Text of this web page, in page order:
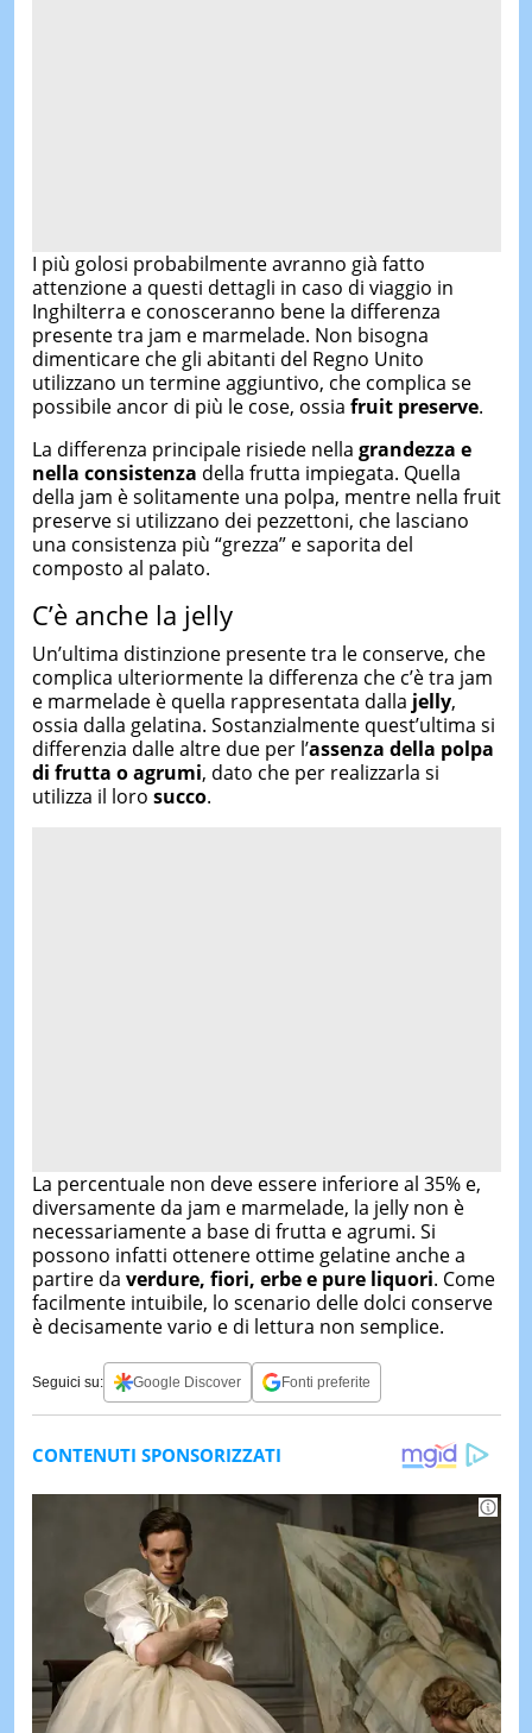
I più golosi probabilmente avranno già fatto
attenzione a questi dettagli in caso di viaggio in
Inghilterra e conosceranno bene la differenza
presente tra jam e marmelade. Non bisogna
dimenticare che gli abitanti del Regno Unito
utilizzano un termine aggiuntivo, che complica se
possibile ancor di più le cose, ossia fruit preserve.
La differenza principale risiede nella grandezza e
nella consistenza della frutta impiegata. Quella
della jam è solitamente una polpa, mentre nella fruit
preserve si utilizzano dei pezzettoni, che lasciano
una consistenza più “grezza” e saporita del
composto al palato.
C’è anche la jelly
Un’ultima distinzione presente tra le conserve, che
complica ulteriormente la differenza che c’è tra jam
e marmelade è quella rappresentata dalla jelly,
ossia dalla gelatina. Sostanzialmente quest’ultima si
differenzia dalle altre due per l’assenza della polpa
di frutta o agrumi, dato che per realizzarla si
utilizza il loro succo.
La percentuale non deve essere inferiore al 35% e,
diversamente da jam e marmelade, la jelly non è
necessariamente a base di frutta e agrumi. Si
possono infatti ottenere ottime gelatine anche a
partire da verdure, fiori, erbe e pure liquori. Come
facilmente intuibile, lo scenario delle dolci conserve
è decisamente vario e di lettura non semplice.
Seguici su: Google Discover Fonti preferite